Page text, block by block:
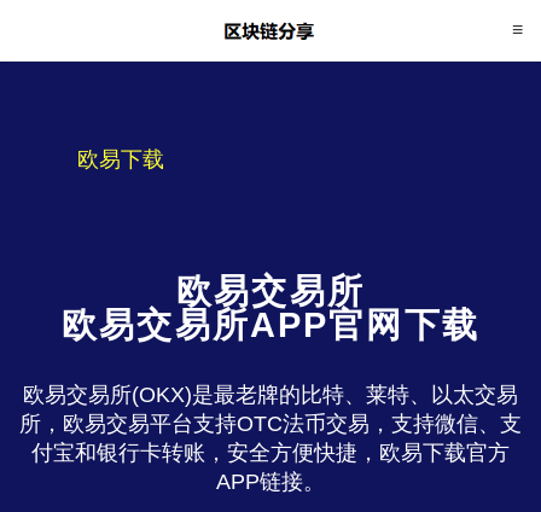
欧易下载
欧易交易所
欧易交易所APP官网下载
欧易交易所(OKX)是最老牌的比特、莱特、以太交易
所，欧易交易平台支持OTC法币交易，支持微信、支
付宝和银行卡转账，安全方便快捷，欧易下载官方
APP链接。